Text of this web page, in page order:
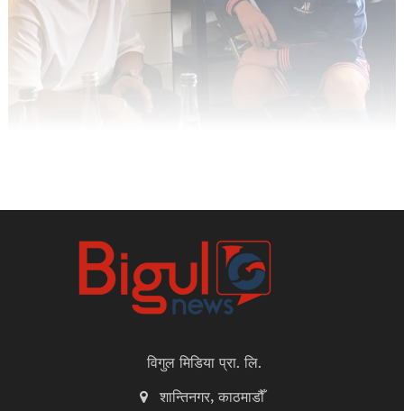
विगुल मिडिया प्रा. लि.
शान्तिनगर, काठमाडौँ